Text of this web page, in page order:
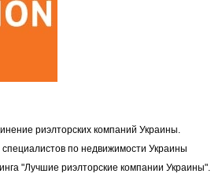
риэлторских компаний Украины.
по недвижимости Украины
"Лучшие риэлторские компании Украины".